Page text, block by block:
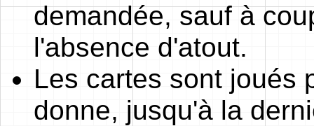
demandée, sauf à
l'absence d'atout.
Les cartes sont joués
donne, jusqu'à la